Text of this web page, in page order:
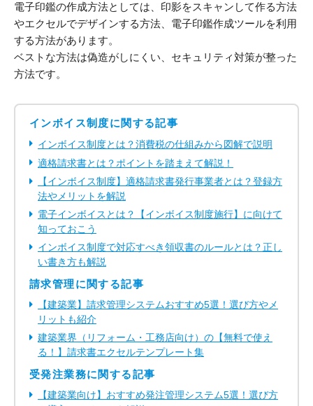
電子印鑑の作成方法としては、印影をスキャンして作る方法
やエクセルでデザインする方法、電子印鑑作成ツールを利用
する方法があります。
ベストな方法は偽造がしにくい、セキュリティ対策が整った
方法です。
インボイス制度に関する記事
インボイス制度とは？消費税の仕組みから図解で説明
適格請求書とは？ポイントを踏まえて解説！
【インボイス制度】適格請求書発行事業者とは？登録方
法やメリットを解説
電子インボイスとは？【インボイス制度施行】に向けて
知っておこう
インボイス制度で対応すべき領収書のルールとは？正し
い書き方も解説
請求管理に関する記事
【建築業】請求管理システムおすすめ5選！選び方やメ
リットも紹介
建築業界（リフォーム・工務店向け）の【無料で使え
る！】請求書エクセルテンプレート集
受発注業務に関する記事
【建築業向け】おすすめ発注管理システム5選！選び方